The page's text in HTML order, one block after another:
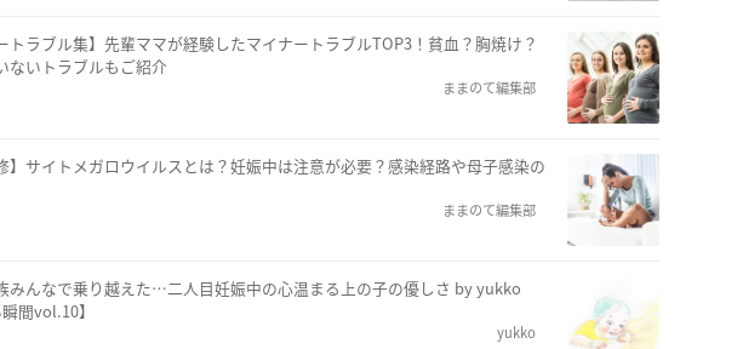
トラブル集】先輩ママが経験したマイナートラブルTOP3！貧血？胸焼け？
ないトラブルもご紹介
ままのて編集部
】サイトメガロウイルスとは？妊娠中は注意が必要？感染経路や母子感染の
ままのて編集部
みんなで乗り越えた…二人目妊娠中の心温まる上の子の優しさ by yukko
間vol.10】
yukko